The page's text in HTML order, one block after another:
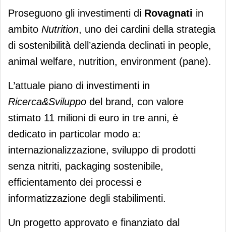
Rovagnati: 11 milioni di investimento
in ricerca e sviluppo
Proseguono gli investimenti di Rovagnati in
ambito Nutrition, uno dei cardini della strategia
di sostenibilità dell’azienda declinati in people,
animal welfare, nutrition, environment (pane).
L’attuale piano di investimenti in
Ricerca&Sviluppo del brand, con valore
stimato 11 milioni di euro in tre anni, è
dedicato in particolar modo a:
internazionalizzazione, sviluppo di prodotti
senza nitriti, packaging sostenibile,
efficientamento dei processi e
informatizzazione degli stabilimenti.
Un progetto approvato e finanziato dal